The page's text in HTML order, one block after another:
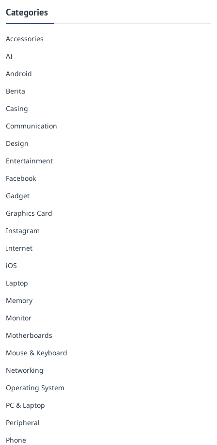
Categories
Accessories
AI
Android
Berita
Casing
Communication
Design
Entertainment
Facebook
Gadget
Graphics Card
Instagram
Internet
iOS
Laptop
Memory
Monitor
Motherboards
Mouse & Keyboard
Networking
Operating System
PC & Laptop
Peripheral
Phone